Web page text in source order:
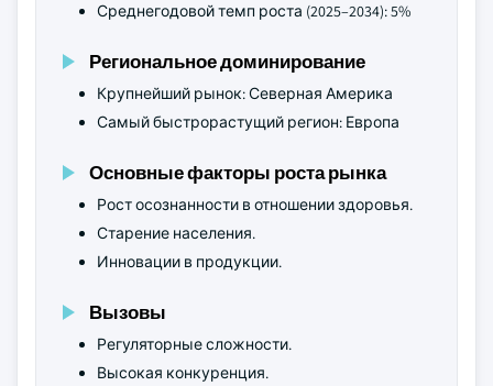
Среднегодовой темп роста (2025–2034): 5%
Региональное доминирование
Крупнейший рынок: Северная Америка
Самый быстрорастущий регион: Европа
Основные факторы роста рынка
Рост осознанности в отношении здоровья.
Старение населения.
Инновации в продукции.
Вызовы
Регуляторные сложности.
Высокая конкуренция.